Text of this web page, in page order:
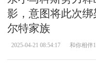
影，意图将此次
尔特家族
2025-04-21 08:54:17 和你相伴1